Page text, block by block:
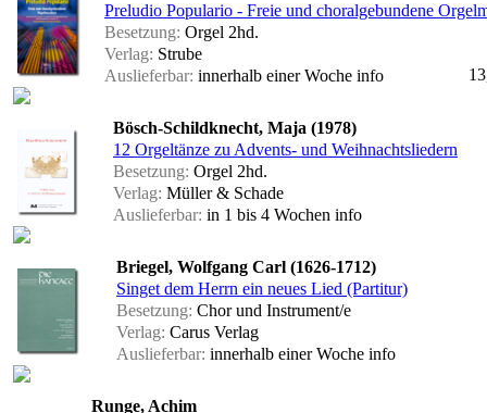
Preludio Populario - Freie und choralgebundene
Besetzung: Orgel 2hd.
Verlag: Strube
Auslieferbar: innerhalb einer Woche info
Bösch-Schildknecht, Maja (1978)
12 Orgeltänze zu Advents- und Weihnachtsliedern
Besetzung: Orgel 2hd.
Verlag: Müller & Schade
Auslieferbar: in 1 bis 4 Wochen info
Briegel, Wolfgang Carl (1626-1712)
Singet dem Herrn ein neues Lied (Partitur)
Besetzung: Chor und Instrument/e
Verlag: Carus Verlag
Auslieferbar: innerhalb einer Woche info
Runge, Achim